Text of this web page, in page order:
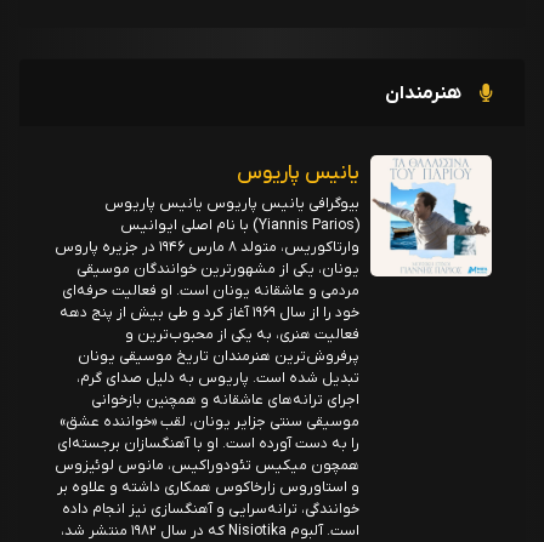
هنرمندان
یانیس پاریوس
بیوگرافی یانیس پاریوس یانیس پاریوس
(Yiannis Parios) با نام اصلی ایوانیس
وارتاکوریس، متولد ۸ مارس ۱۹۴۶ در جزیره پاروس
یونان، یکی از مشهورترین خوانندگان موسیقی
مردمی و عاشقانه یونان است. او فعالیت حرفه‌ای
خود را از سال ۱۹۶۹ آغاز کرد و طی بیش از پنج دهه
فعالیت هنری، به یکی از محبوب‌ترین و
پرفروش‌ترین هنرمندان تاریخ موسیقی یونان
تبدیل شده است. پاریوس به دلیل صدای گرم،
اجرای ترانه‌های عاشقانه و همچنین بازخوانی
موسیقی سنتی جزایر یونان، لقب «خواننده عشق»
را به دست آورده است. او با آهنگسازان برجسته‌ای
همچون میکیس تئودوراکیس، مانوس لوئیزوس
و استاوروس زارخاکوس همکاری داشته و علاوه بر
خوانندگی، ترانه‌سرایی و آهنگسازی نیز انجام داده
است. آلبوم Nisiotika که در سال ۱۹۸۲ منتشر شد،